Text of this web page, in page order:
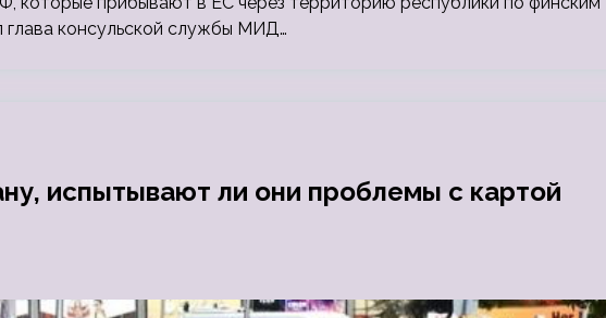
консульской службы МИД…
испытывают ли они проблемы с картой